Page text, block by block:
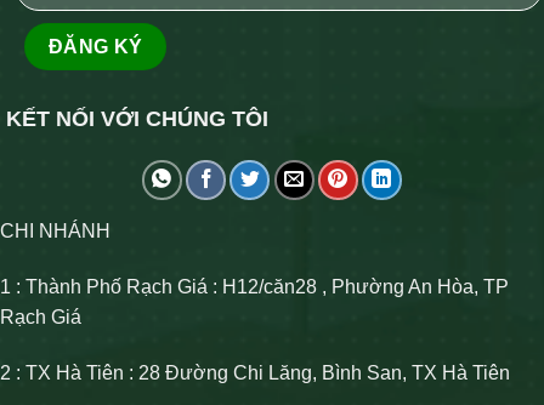
KẾT NỐI VỚI CHÚNG TÔI
CHI NHÁNH
1 : Thành Phố Rạch Giá : H12/căn28 , Phường An Hòa, TP
Rạch Giá
2 : TX Hà Tiên : 28 Đường Chi Lăng, Bình San, TX Hà Tiên